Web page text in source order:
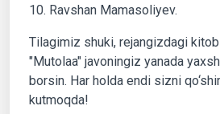
10. Ravshan Mamasoliyev.
Tilagimiz shuki, rejangizdagi
"Mutolaa" javoningiz yanada
borsin. Har holda endi sizni
kutmoqda!